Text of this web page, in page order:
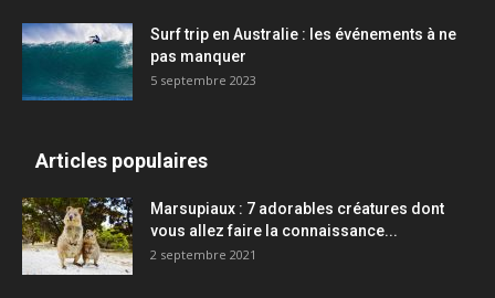
Surf trip en Australie : les événements à ne
pas manquer
5 septembre 2023
Articles populaires
Marsupiaux : 7 adorables créatures dont
vous allez faire la connaissance...
2 septembre 2021